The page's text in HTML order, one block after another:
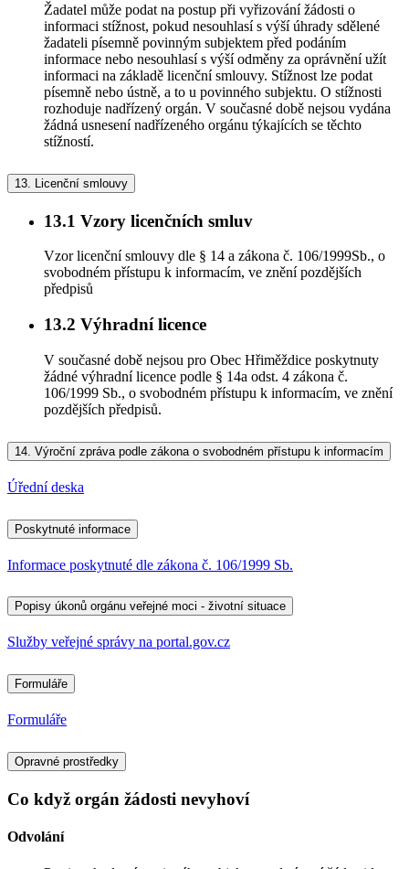
Žadatel může podat na postup při vyřizování žádosti o
informaci stížnost, pokud nesouhlasí s výší úhrady sdělené
žadateli písemně povinným subjektem před podáním
informace nebo nesouhlasí s výší odměny za oprávnění užít
informaci na základě licenční smlouvy. Stížnost lze podat
písemně nebo ústně, a to u povinného subjektu. O stížnosti
rozhoduje nadřízený orgán. V současné době nejsou vydána
žádná usnesení nadřízeného orgánu týkajících se těchto
stížností.
13. Licenční smlouvy
13.1 Vzory licenčních smluv
Vzor licenční smlouvy dle § 14 a zákona č. 106/1999Sb., o
svobodném přístupu k informacím, ve znění pozdějších
předpisů
13.2 Výhradní licence
V současné době nejsou pro Obec Hřiměždice poskytnuty
žádné výhradní licence podle § 14a odst. 4 zákona č.
106/1999 Sb., o svobodném přístupu k informacím, ve znění
pozdějších předpisů.
14. Výroční zpráva podle zákona o svobodném přístupu k informacím
Úřední deska
Poskytnuté informace
Informace poskytnuté dle zákona č. 106/1999 Sb.
Popisy úkonů orgánu veřejné moci - životní situace
Služby veřejné správy na portal.gov.cz
Formuláře
Formuláře
Opravné prostředky
Co když orgán žádosti nevyhoví
Odvolání